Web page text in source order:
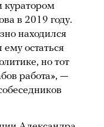
куратором
в 2019 году.
находился
ему остаться
но тот
работа», —